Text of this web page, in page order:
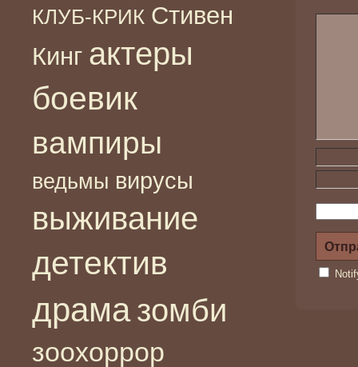
КЛУБ-КРИК Стивен
Кинг актеры
боевик
вампиры
ведьмы вирусы
выживание
детектив
драма зомби
зоохоррор